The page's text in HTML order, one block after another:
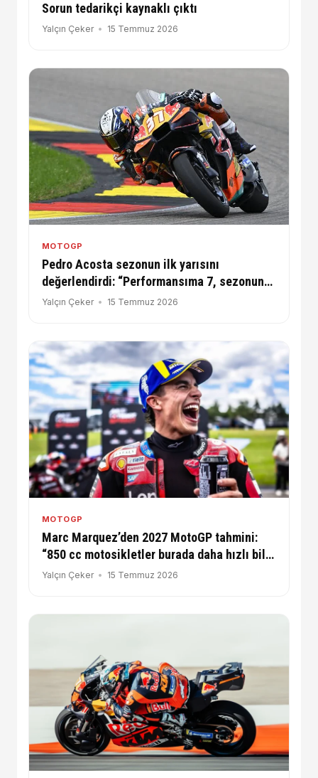
Sorun tedarikçi kaynaklı çıktı
Yalçın Çeker 15 Temmuz 2026
MOTOGP
Pedro Acosta sezonun ilk yarısını
değerlendirdi: “Performansıma 7, sezonun
geneline ise 5 veririm”
Yalçın Çeker 15 Temmuz 2026
MOTOGP
Marc Marquez’den 2027 MotoGP tahmini:
“850 cc motosikletler burada daha hızlı bile
olabilir”
Yalçın Çeker 15 Temmuz 2026